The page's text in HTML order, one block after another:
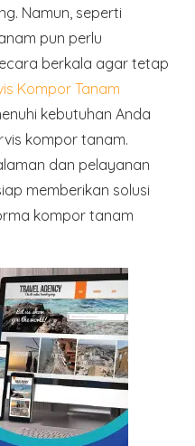
Namun, seperti
pun perlu
berkala agar tetap
Kompor Tanam
kebutuhan Anda
kompor tanam.
dan pelayanan
memberikan solusi
kompor tanam